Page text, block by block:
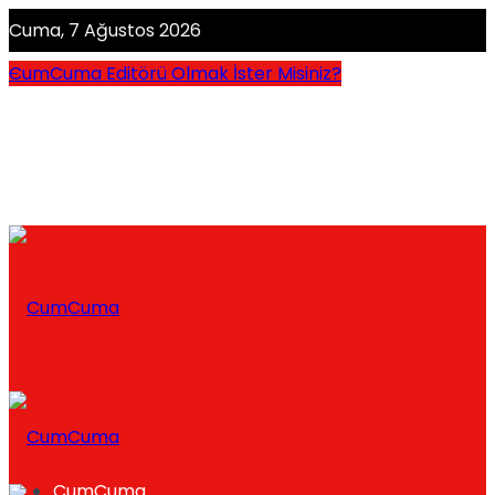
Cuma, 7 Ağustos 2026
CumCuma Editörü Olmak İster Misiniz?